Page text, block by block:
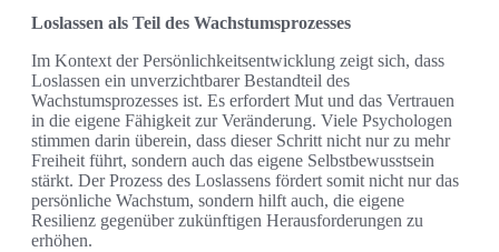
Loslassen als Teil des Wachstumsprozesses
Im Kontext der Persönlichkeitsentwicklung zeigt sich, dass
Loslassen ein unverzichtbarer Bestandteil des
Wachstumsprozesses ist. Es erfordert Mut und das Vertrauen
in die eigene Fähigkeit zur Veränderung. Viele Psychologen
stimmen darin überein, dass dieser Schritt nicht nur zu mehr
Freiheit führt, sondern auch das eigene Selbstbewusstsein
stärkt. Der Prozess des Loslassens fördert somit nicht nur das
persönliche Wachstum, sondern hilft auch, die eigene
Resilienz gegenüber zukünftigen Herausforderungen zu
erhöhen.